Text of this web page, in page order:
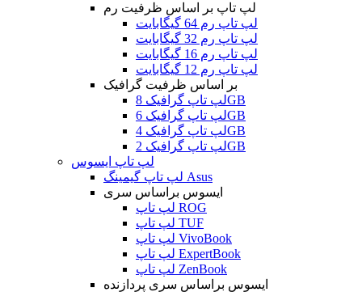
لپ تاپ بر اساس ظرفیت رم
لپ تاپ رم 64 گیگابایت
لپ تاپ رم 32 گیگابایت
لپ تاپ رم 16 گیگابایت
لپ تاپ رم 12 گیگابایت
بر اساس ظرفیت گرافیک
لپ تاپ گرافیک 8GB
لپ تاپ گرافیک 6GB
لپ تاپ گرافیک 4GB
لپ تاپ گرافیک 2GB
لپ تاپ ایسوس
لپ تاپ گیمینگ Asus
ایسوس براساس سری
لپ تاپ ROG
لپ تاپ TUF
لپ تاپ VivoBook
لپ تاپ ExpertBook
لپ تاپ ZenBook
ایسوس براساس سری پردازنده